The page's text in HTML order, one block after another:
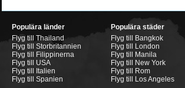
Populära länder
Flyg till Thailand
Flyg till Storbritannien
Flyg till Filippinerna
Flyg till USA
Flyg till Italien
Flyg till Spanien
Populära städer
Flyg till Bangkok
Flyg till London
Flyg till Manila
Flyg till New York
Flyg till Rom
Flyg till Los Angeles